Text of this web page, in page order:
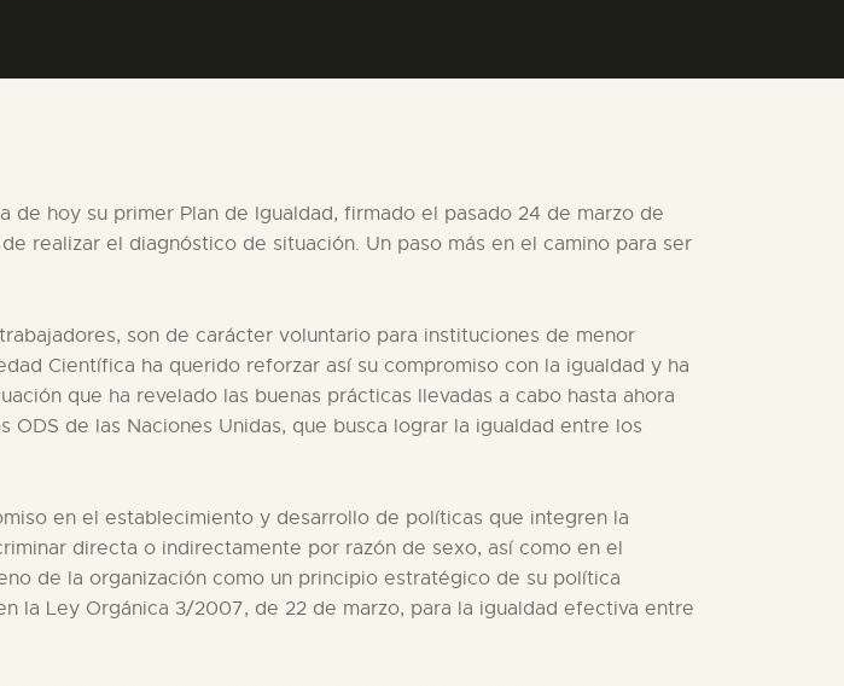
de hoy su primer Plan de Igualdad, firmado el pasado 24 de marzo de
realizar el diagnóstico de situación. Un paso más en el camino para ser
son de carácter voluntario para instituciones de menor
Científica ha querido reforzar así su compromiso con la igualdad y ha
que ha revelado las buenas prácticas llevadas a cabo hasta ahora
de las Naciones Unidas, que busca lograr la igualdad entre los
en el establecimiento y desarrollo de políticas que integren la
directa o indirectamente por razón de sexo, así como en el
de la organización como un principio estratégico de su política
la Ley Orgánica 3/2007, de 22 de marzo, para la igualdad efectiva entre